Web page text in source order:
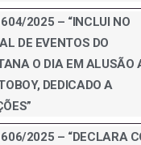
2025 – “INCLUI NO
DE EVENTOS DO
O DIA EM ALUSÃO
DEDICADO A
2025 – “DECLARA